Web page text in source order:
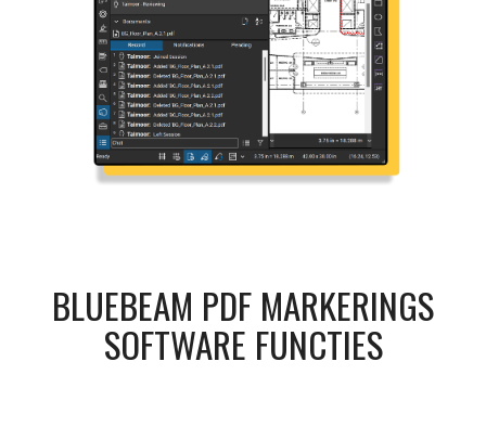
BLUEBEAM PDF MARKERINGS
SOFTWARE FUNCTIES